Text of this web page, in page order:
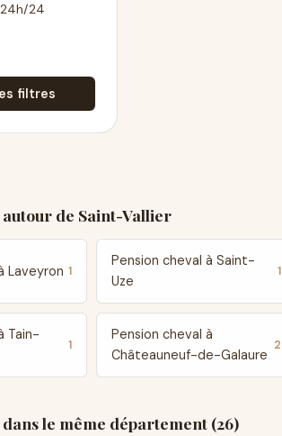
24
filtres
de Saint-Vallier
Laveyron 1
Pension cheval à Saint-
Uze
1
Tain-
1
Pension cheval à
Châteauneuf-de-Galaure
2
le même département (26)